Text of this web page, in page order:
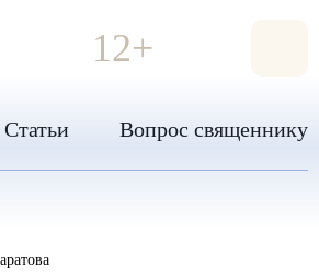
12+
Статьи Вопрос священнику